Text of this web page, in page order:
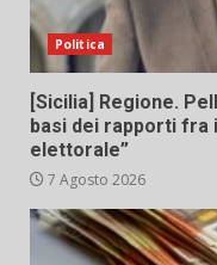
Politica
[Sicilia] Regione.
basi dei rapporti fra
elettorale”
7 Agosto 2026